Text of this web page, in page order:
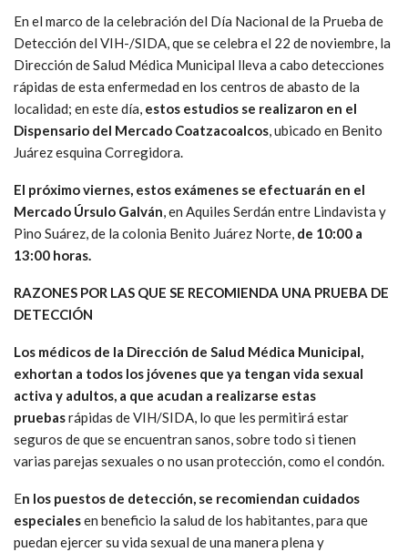
En el marco de la celebración del Día Nacional de la Prueba de
Detección del VIH-/SIDA, que se celebra el 22 de noviembre, la
Dirección de Salud Médica Municipal lleva a cabo detecciones
rápidas de esta enfermedad en los centros de abasto de la
localidad; en este día, estos estudios se realizaron en el
Dispensario del Mercado Coatzacoalcos, ubicado en Benito
Juárez esquina Corregidora.
El próximo viernes, estos exámenes se efectuarán en el
Mercado Úrsulo Galván, en Aquiles Serdán entre Lindavista y
Pino Suárez, de la colonia Benito Juárez Norte, de 10:00 a
13:00 horas.
RAZONES POR LAS QUE SE RECOMIENDA UNA PRUEBA DE
DETECCIÓN
Los médicos de la Dirección de Salud Médica Municipal,
exhortan a todos los jóvenes que ya tengan vida sexual
activa y adultos, a que acudan a realizarse estas
pruebasrápidas de VIH/SIDA, lo que les permitirá estar
seguros de que se encuentran sanos, sobre todo si tienen
varias parejas sexuales o no usan protección, como el condón.
En los puestos de detección, se recomiendan cuidados
especialesen beneficio la salud de los habitantes, para que
puedan ejercer su vida sexual de una manera plena y